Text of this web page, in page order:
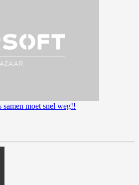
moet snel weg!!